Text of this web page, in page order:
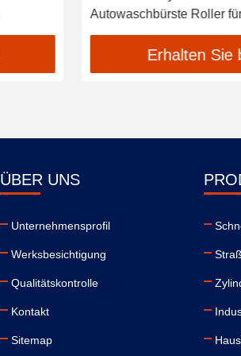
Autowaschbürste Roller
Erhalten Sie
ÜBER UNS
Unternehmensprofil
Werksbesichtigung
Qualitätskontrolle
Kontakt
Sitemap